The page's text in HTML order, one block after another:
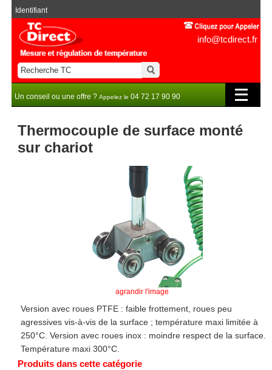
info@tcdirect.fr
Identifiant
Un conseil ou une offre ? Appelez le 04 72 17 90 90
Thermocouple de surface monté
sur chariot
agrandir l'image
Version avec roues PTFE : faible frottement, roues peu
agressives vis-à-vis de la surface ; température maxi limitée à
250°C. Version avec roues inox : moindre respect de la surface.
Température maxi 300°C.
Produits dans cette catégorie